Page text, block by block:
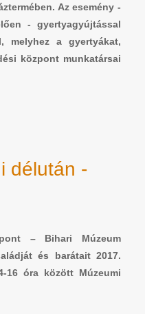
Az esemény -
- gyertyagyújtással
melyhez a gyertyákat,
központ munkatársai
délután -
– Bihari Múzeum
és barátait 2017.
16 óra között Múzeumi